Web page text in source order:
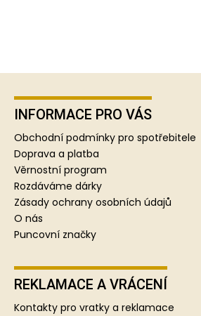
INFORMACE PRO VÁS
Obchodní podmínky pro spotřebitele
Doprava a platba
Věrnostní program
Rozdáváme dárky
Zásady ochrany osobních údajů
O nás
Puncovní značky
REKLAMACE A VRÁCENÍ
Kontakty pro vratky a reklamace